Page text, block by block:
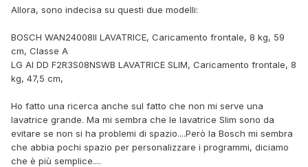
Allora, sono indecisa su questi due modelli:
BOSCH WAN24008II LAVATRICE, Caricamento frontale, 8 kg, 59
cm, Classe A
LG AI DD F2R3S08NSWB LAVATRICE SLIM, Caricamento frontale, 8
kg, 47,5 cm,
Ho fatto una ricerca anche sul fatto che non mi serve una
lavatrice grande. Ma mi sembra che le lavatrice Slim sono da
evitare se non si ha problemi di spazio....Però la Bosch mi sembra
che abbia pochi spazio per personalizzare i programmi, diciamo
che è più semplice....